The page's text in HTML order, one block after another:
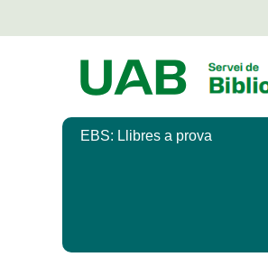
EBS: Llibres a prova